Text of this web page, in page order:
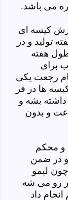
می باشد.
ترش کیسه ای
تولید و در
هفته
برای
رجعت یکی
ها در فر
داشته بشه و
و بدون
و محکم
و در ضمن
لیمو
رو می شه
داد